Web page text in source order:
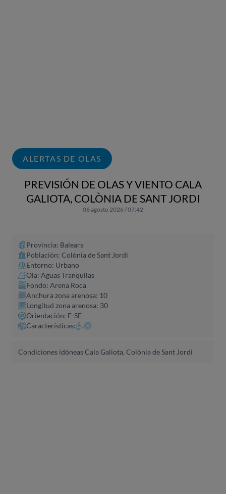
ALERTAS DE OLAS
PREVISIÓN DE OLAS Y VIENTO CALA
GALIOTA, COLÒNIA DE SANT JORDI
06 agosto 2026 / 07:42
Provincia: Balears
Población: Colònia de Sant Jordi
Entorno: Urbano
Ola: Aguas Tranquilas
Fondo: Arena Roca
Anchura zona arenosa: 10
Longitud zona arenosa: 30
Orientación: E-SE
Características:
Condiciones idóneas Cala Galiota, Colònia de Sant Jordi